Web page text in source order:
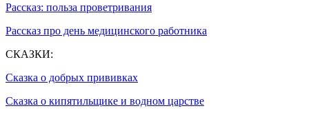
Рассказ: польза проветривания
Рассказ про день медицинского работника
СКАЗКИ:
Сказка о добрых прививках
Сказка о кипятильщике и водном царстве